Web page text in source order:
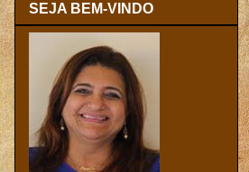
SEJA BEM-VINDO